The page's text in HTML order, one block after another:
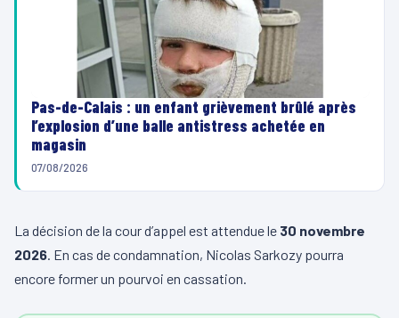
Pas-de-Calais : un enfant grièvement brûlé après
l’explosion d’une balle antistress achetée en
magasin
07/08/2026
La décision de la cour d’appel est attendue le 30 novembre
2026. En cas de condamnation, Nicolas Sarkozy pourra
encore former un pourvoi en cassation.